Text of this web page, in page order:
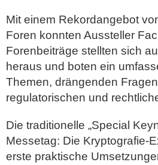
Mit einem Rekordangebot
Foren konnten Aussteller
Forenbeiträge stellten sich
heraus und boten ein
Themen, drängenden
regulatorischen und
Die traditionelle „Special
Messetag: Die Kryptografie-
erste praktische